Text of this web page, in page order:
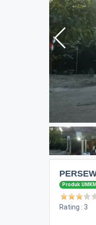
Produk
Rating : 3